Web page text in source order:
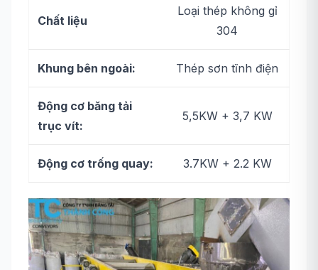
Chất liệu
Loại thép không gỉ
304
Khung bên ngoài: Thép sơn tĩnh điện
Động cơ băng tải
trục vít:
5,5KW + 3,7 KW
Động cơ trống quay: 3.7KW + 2.2 KW